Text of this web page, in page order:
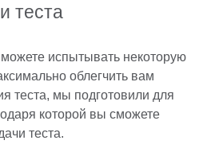
теста
испытывать некоторую
облегчить вам
теста, мы подготовили для
которой вы сможете
теста.